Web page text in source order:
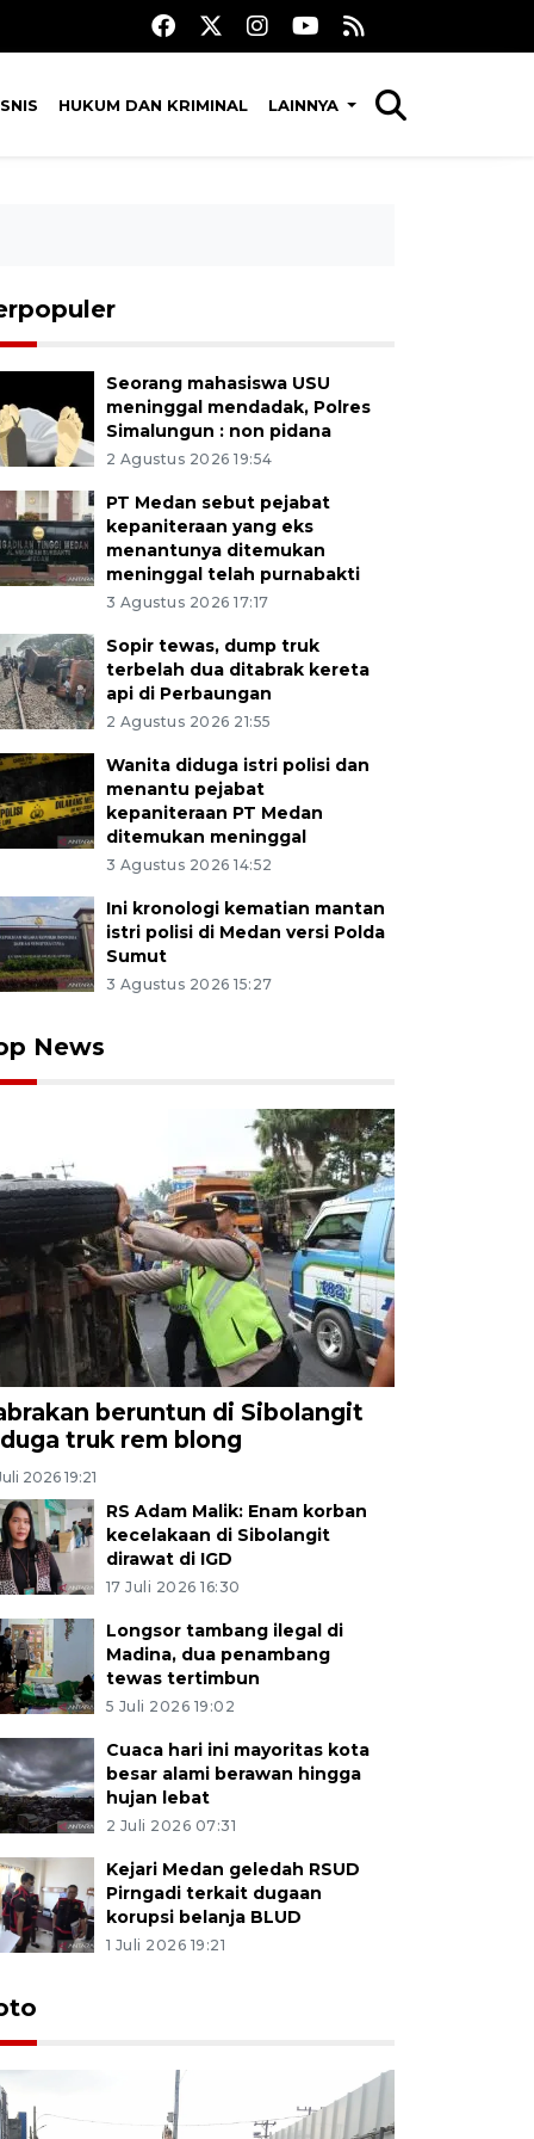
HUKUM DAN KRIMINAL LAINNYA
Seorang mahasiswa USU
meninggal mendadak, Polres
Simalungun : non pidana
2 Agustus 2026 19:54
PT Medan sebut pejabat
kepaniteraan yang eks
menantunya ditemukan
meninggal telah purnabakti
3 Agustus 2026 17:17
Sopir tewas, dump truk
terbelah dua ditabrak kereta
api di Perbaungan
2 Agustus 2026 21:55
Wanita diduga istri polisi dan
menantu pejabat
kepaniteraan PT Medan
ditemukan meninggal
3 Agustus 2026 14:52
Ini kronologi kematian mantan
istri polisi di Medan versi Polda
Sumut
3 Agustus 2026 15:27
News
beruntun di Sibolangit
truk rem blong
2026 19:21
RS Adam Malik: Enam korban
kecelakaan di Sibolangit
dirawat di IGD
17 Juli 2026 16:30
Longsor tambang ilegal di
Madina, dua penambang
tewas tertimbun
5 Juli 2026 19:02
Cuaca hari ini mayoritas kota
besar alami berawan hingga
hujan lebat
2 Juli 2026 07:31
Kejari Medan geledah RSUD
Pirngadi terkait dugaan
korupsi belanja BLUD
1 Juli 2026 19:21